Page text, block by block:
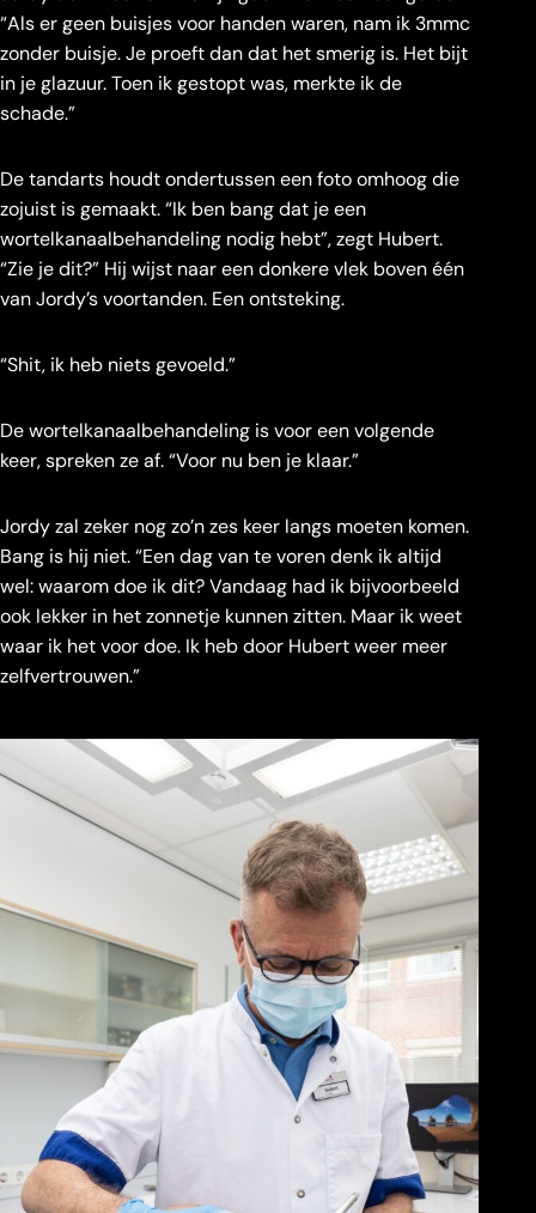
“Als er geen buisjes voor handen waren, nam ik 3mmc
zonder buisje. Je proeft dan dat het smerig is. Het bijt
in je glazuur. Toen ik gestopt was, merkte ik de
schade.”
De tandarts houdt ondertussen een foto omhoog die
zojuist is gemaakt. “Ik ben bang dat je een
wortelkanaalbehandeling nodig hebt”, zegt Hubert.
“Zie je dit?” Hij wijst naar een donkere vlek boven één
van Jordy’s voortanden. Een ontsteking.
“Shit, ik heb niets gevoeld.”
De wortelkanaalbehandeling is voor een volgende
keer, spreken ze af. “Voor nu ben je klaar.”
Jordy zal zeker nog zo’n zes keer langs moeten komen.
Bang is hij niet. “Een dag van te voren denk ik altijd
wel: waarom doe ik dit? Vandaag had ik bijvoorbeeld
ook lekker in het zonnetje kunnen zitten. Maar ik weet
waar ik het voor doe. Ik heb door Hubert weer meer
zelfvertrouwen.”